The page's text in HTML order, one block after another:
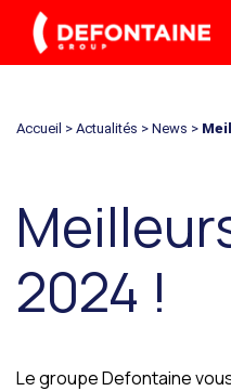
Accueil > Actualités > News >
2024 !
Le groupe Defontaine